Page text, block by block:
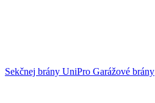
Sekčnej brány UniPro Garážové brány